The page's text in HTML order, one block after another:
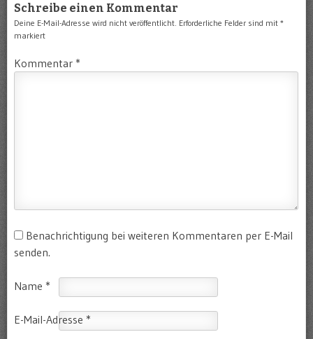
Schreibe einen Kommentar
Deine E-Mail-Adresse wird nicht veröffentlicht. Erforderliche Felder sind mit *
markiert
Kommentar *
Benachrichtigung bei weiteren Kommentaren per E-Mail
senden.
Name *
E-Mail-Adresse *